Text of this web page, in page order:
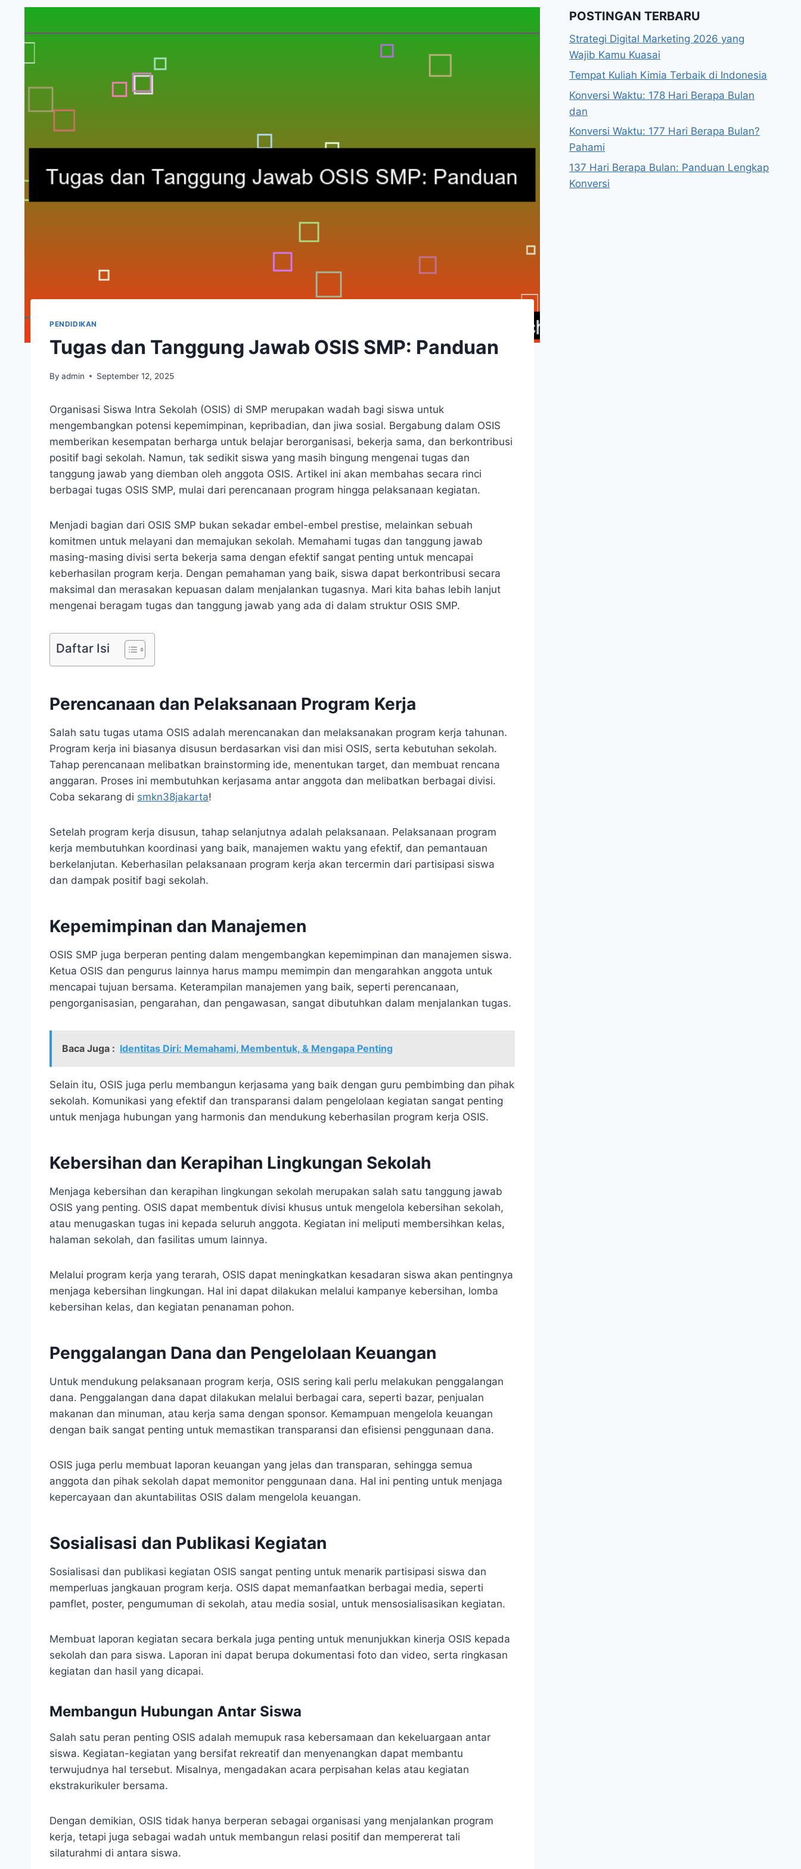
PENDIDIKAN
Tugas dan Tanggung Jawab OSIS SMP: Panduan
By admin September 12, 2025
Organisasi Siswa Intra Sekolah (OSIS) di SMP merupakan wadah bagi siswa untuk
mengembangkan potensi kepemimpinan, kepribadian, dan jiwa sosial. Bergabung dalam OSIS
memberikan kesempatan berharga untuk belajar berorganisasi, bekerja sama, dan berkontribusi
positif bagi sekolah. Namun, tak sedikit siswa yang masih bingung mengenai tugas dan
tanggung jawab yang diemban oleh anggota OSIS. Artikel ini akan membahas secara rinci
berbagai tugas OSIS SMP, mulai dari perencanaan program hingga pelaksanaan kegiatan.
Menjadi bagian dari OSIS SMP bukan sekadar embel-embel prestise, melainkan sebuah
komitmen untuk melayani dan memajukan sekolah. Memahami tugas dan tanggung jawab
masing-masing divisi serta bekerja sama dengan efektif sangat penting untuk mencapai
keberhasilan program kerja. Dengan pemahaman yang baik, siswa dapat berkontribusi secara
maksimal dan merasakan kepuasan dalam menjalankan tugasnya. Mari kita bahas lebih lanjut
mengenai beragam tugas dan tanggung jawab yang ada di dalam struktur OSIS SMP.
Daftar Isi
Perencanaan dan Pelaksanaan Program Kerja
Salah satu tugas utama OSIS adalah merencanakan dan melaksanakan program kerja tahunan.
Program kerja ini biasanya disusun berdasarkan visi dan misi OSIS, serta kebutuhan sekolah.
Tahap perencanaan melibatkan brainstorming ide, menentukan target, dan membuat rencana
anggaran. Proses ini membutuhkan kerjasama antar anggota dan melibatkan berbagai divisi.
Coba sekarang di smkn38jakarta!
Setelah program kerja disusun, tahap selanjutnya adalah pelaksanaan. Pelaksanaan program
kerja membutuhkan koordinasi yang baik, manajemen waktu yang efektif, dan pemantauan
berkelanjutan. Keberhasilan pelaksanaan program kerja akan tercermin dari partisipasi siswa
dan dampak positif bagi sekolah.
Kepemimpinan dan Manajemen
OSIS SMP juga berperan penting dalam mengembangkan kepemimpinan dan manajemen siswa.
Ketua OSIS dan pengurus lainnya harus mampu memimpin dan mengarahkan anggota untuk
mencapai tujuan bersama. Keterampilan manajemen yang baik, seperti perencanaan,
pengorganisasian, pengarahan, dan pengawasan, sangat dibutuhkan dalam menjalankan tugas.
Baca Juga : Identitas Diri: Memahami, Membentuk, & Mengapa Penting
Selain itu, OSIS juga perlu membangun kerjasama yang baik dengan guru pembimbing dan pihak
sekolah. Komunikasi yang efektif dan transparansi dalam pengelolaan kegiatan sangat penting
untuk menjaga hubungan yang harmonis dan mendukung keberhasilan program kerja OSIS.
Kebersihan dan Kerapihan Lingkungan Sekolah
Menjaga kebersihan dan kerapihan lingkungan sekolah merupakan salah satu tanggung jawab
OSIS yang penting. OSIS dapat membentuk divisi khusus untuk mengelola kebersihan sekolah,
atau menugaskan tugas ini kepada seluruh anggota. Kegiatan ini meliputi membersihkan kelas,
halaman sekolah, dan fasilitas umum lainnya.
Melalui program kerja yang terarah, OSIS dapat meningkatkan kesadaran siswa akan pentingnya
menjaga kebersihan lingkungan. Hal ini dapat dilakukan melalui kampanye kebersihan, lomba
kebersihan kelas, dan kegiatan penanaman pohon.
Penggalangan Dana dan Pengelolaan Keuangan
Untuk mendukung pelaksanaan program kerja, OSIS sering kali perlu melakukan penggalangan
dana. Penggalangan dana dapat dilakukan melalui berbagai cara, seperti bazar, penjualan
makanan dan minuman, atau kerja sama dengan sponsor. Kemampuan mengelola keuangan
dengan baik sangat penting untuk memastikan transparansi dan efisiensi penggunaan dana.
OSIS juga perlu membuat laporan keuangan yang jelas dan transparan, sehingga semua
anggota dan pihak sekolah dapat memonitor penggunaan dana. Hal ini penting untuk menjaga
kepercayaan dan akuntabilitas OSIS dalam mengelola keuangan.
Sosialisasi dan Publikasi Kegiatan
Sosialisasi dan publikasi kegiatan OSIS sangat penting untuk menarik partisipasi siswa dan
memperluas jangkauan program kerja. OSIS dapat memanfaatkan berbagai media, seperti
pamflet, poster, pengumuman di sekolah, atau media sosial, untuk mensosialisasikan kegiatan.
Membuat laporan kegiatan secara berkala juga penting untuk menunjukkan kinerja OSIS kepada
sekolah dan para siswa. Laporan ini dapat berupa dokumentasi foto dan video, serta ringkasan
kegiatan dan hasil yang dicapai.
Membangun Hubungan Antar Siswa
Salah satu peran penting OSIS adalah memupuk rasa kebersamaan dan kekeluargaan antar
siswa. Kegiatan-kegiatan yang bersifat rekreatif dan menyenangkan dapat membantu
terwujudnya hal tersebut. Misalnya, mengadakan acara perpisahan kelas atau kegiatan
ekstrakurikuler bersama.
Dengan demikian, OSIS tidak hanya berperan sebagai organisasi yang menjalankan program
kerja, tetapi juga sebagai wadah untuk membangun relasi positif dan mempererat tali
silaturahmi di antara siswa.
POSTINGAN TERBARU
Strategi Digital Marketing 2026 yang
Wajib Kamu Kuasai
Tempat Kuliah Kimia Terbaik di Indonesia
Konversi Waktu: 178 Hari Berapa Bulan
dan
Konversi Waktu: 177 Hari Berapa Bulan?
Pahami
137 Hari Berapa Bulan: Panduan Lengkap
Konversi